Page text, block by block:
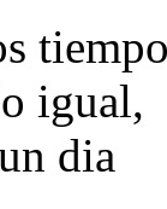
igual,
dia